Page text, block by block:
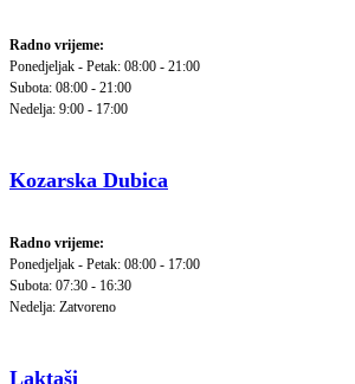
Radno vrijeme:
Ponedjeljak - Petak: 08:00 - 21:00
Subota: 08:00 - 21:00
Nedelja: 9:00 - 17:00
Kozarska Dubica
Radno vrijeme:
Ponedjeljak - Petak: 08:00 - 17:00
Subota: 07:30 - 16:30
Nedelja: Zatvoreno
Laktaši